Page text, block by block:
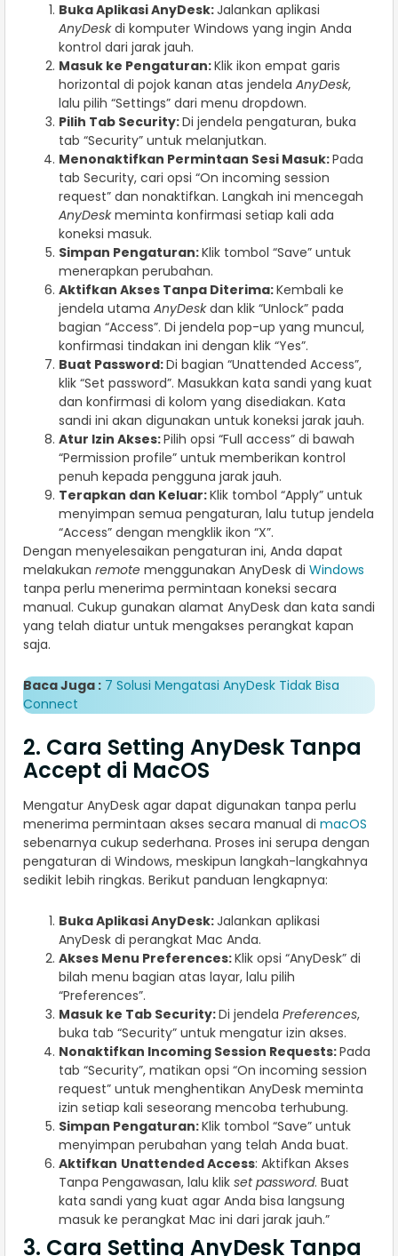
Buka Aplikasi AnyDesk:Jalankan aplikasi
AnyDeskdi komputer Windows yang ingin Anda
kontrol dari jarak jauh.
Masuk ke Pengaturan:Klik ikon empat garis
horizontal di pojok kanan atas jendela AnyDesk,
lalu pilih “Settings” dari menu dropdown.
Pilih Tab Security:Di jendela pengaturan, buka
tab “Security” untuk melanjutkan.
Menonaktifkan Permintaan Sesi Masuk:Pada
tab Security, cari opsi “On incoming session
request” dan nonaktifkan. Langkah ini mencegah
AnyDeskmeminta konfirmasi setiap kali ada
koneksi masuk.
Simpan Pengaturan:Klik tombol “Save” untuk
menerapkan perubahan.
Aktifkan Akses Tanpa Diterima:Kembali ke
jendela utama AnyDeskdan klik “Unlock” pada
bagian “Access”. Di jendela pop-up yang muncul,
konfirmasi tindakan ini dengan klik “Yes”.
Buat Password:Di bagian “Unattended Access”,
klik “Set password”. Masukkan kata sandi yang kuat
dan konfirmasi di kolom yang disediakan. Kata
sandi ini akan digunakan untuk koneksi jarak jauh.
Atur Izin Akses:Pilih opsi “Full access” di bawah
“Permission profile” untuk memberikan kontrol
penuh kepada pengguna jarak jauh.
Terapkan dan Keluar:Klik tombol “Apply” untuk
menyimpan semua pengaturan, lalu tutup jendela
“Access” dengan mengklik ikon “X”.
Dengan menyelesaikan pengaturan ini, Anda dapat
melakukan remote menggunakan AnyDesk di Windows
tanpa perlu menerima permintaan koneksi secara
manual. Cukup gunakan alamat AnyDesk dan kata sandi
yang telah diatur untuk mengakses perangkat kapan
saja.
Baca Juga : 7 Solusi Mengatasi AnyDesk Tidak Bisa
Connect
2. Cara Setting AnyDesk Tanpa
Accept di MacOS
Mengatur AnyDesk agar dapat digunakan tanpa perlu
menerima permintaan akses secara manual di macOS
sebenarnya cukup sederhana. Proses ini serupa dengan
pengaturan di Windows, meskipun langkah-langkahnya
sedikit lebih ringkas. Berikut panduan lengkapnya:
Buka Aplikasi AnyDesk:Jalankan aplikasi
AnyDesk di perangkat Mac Anda.
Akses Menu Preferences:Klik opsi “AnyDesk” di
bilah menu bagian atas layar, lalu pilih
“Preferences”.
Masuk ke Tab Security:Di jendela Preferences,
buka tab “Security” untuk mengatur izin akses.
Nonaktifkan Incoming Session Requests:Pada
tab “Security”, matikan opsi “On incoming session
request” untuk menghentikan AnyDesk meminta
izin setiap kali seseorang mencoba terhubung.
Simpan Pengaturan:Klik tombol “Save” untuk
menyimpan perubahan yang telah Anda buat.
Aktifkan Unattended Access: Aktifkan Akses
Tanpa Pengawasan, lalu klik set password. Buat
kata sandi yang kuat agar Anda bisa langsung
masuk ke perangkat Mac ini dari jarak jauh.”
3. Cara Setting AnyDesk Tanpa